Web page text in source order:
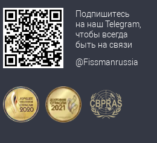
Подпишитесь
на наш Telegram,
чтобы всегда
быть на связи
@Fissmanrussia